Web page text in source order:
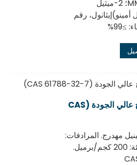
المرادفات: 99% MMEA؛ 2-ميثيل
2-(ميثيل أمينو)إيثانول، رقم
نوفر تيرفينيل مهدرج عالي الجودة (CAS
مهدرج. المرادفات:
تيرفينيل مهدرج. التعبئة: 200 كجم/برميل.